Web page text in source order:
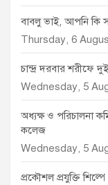
বাবলু ভাই, আপনি কি
Thursday, 6
চান্দ্র দরবার শরীফে
Wednesday, 5
অধ্যক্ষ ও পরিচালনা
কলেজ
Wednesday, 5
প্রকৌশল প্রযুক্তি